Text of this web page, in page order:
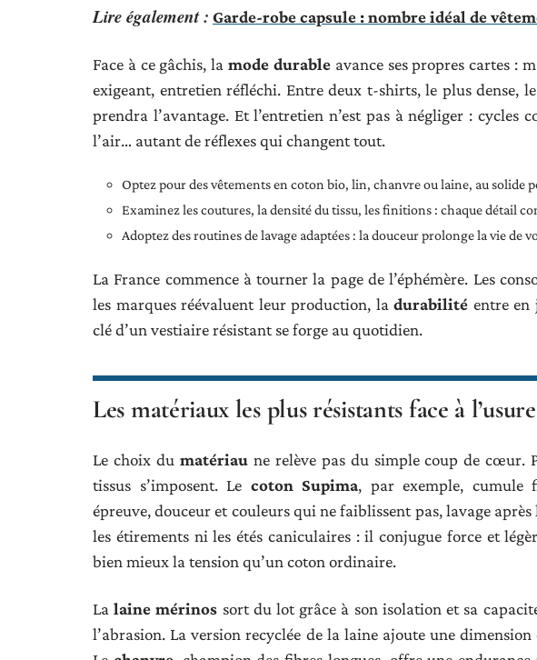
Lire également : Garde-robe capsule : nombre idéal de
Face à ce gâchis, lamode durableavance ses propres cartes :
exigeant, entretien réfléchi. Entre deux t-shirts, le plus dense,
prendra l’avantage. Et l’entretien n’est pas à négliger : cycles
l’air… autant de réflexes qui changent tout.
Optez pour des vêtements en coton bio, lin, chanvre ou laine, au solide
Examinez les coutures, la densité du tissu, les finitions : chaque détail
Adoptez des routines de lavage adaptées : la douceur prolonge la vie de
La France commence à tourner la page de l’éphémère. Les
les marques réévaluent leur production, ladurabilité entre en
clé d’un vestiaire résistant se forge au quotidien.
Les matériaux les plus résistants face à
Le choix du matériaune relève pas du simple coup de cœur.
tissus s’imposent. Le coton Supima, par exemple, cumule
épreuve, douceur et couleurs qui ne faiblissent pas, lavage après
les étirements ni les étés caniculaires : il conjugue force et
bien mieux la tension qu’un coton ordinaire.
Lalaine mérinos sort du lot grâce à son isolation et sa
l’abrasion. La version recyclée de la laine ajoute une